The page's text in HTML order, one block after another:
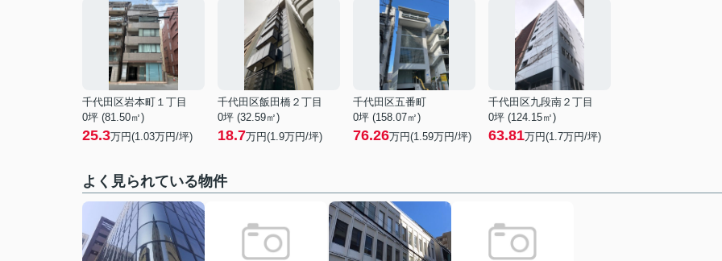
千代田区岩本町１丁目
0坪 (81.50㎡)
25.3万円(1.03万円/坪)
千代田区飯田橋２丁目
0坪 (32.59㎡)
18.7万円(1.9万円/坪)
千代田区五番町
0坪 (158.07㎡)
76.26万円(1.59万円/坪)
千代田区九段南２丁目
0坪 (124.15㎡)
63.81万円(1.7万円/坪)
よく見られている物件